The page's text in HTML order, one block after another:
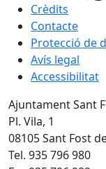
Crèdits
Contacte
Protecció de
Avís legal
Accessibilitat
Ajuntament Sant
Pl. Vila, 1
08105 Sant Fost
Tel. 935 796 980